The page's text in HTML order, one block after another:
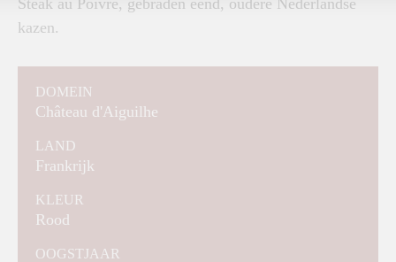
Steak au Poivre, gebraden eend, oudere Nederlandse
kazen.
DOMEIN
Château d'Aiguilhe
LAND
Frankrijk
KLEUR
Rood
OOGSTJAAR